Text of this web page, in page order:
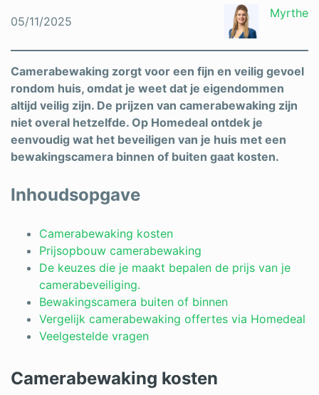
05/11/2025
Myrthe
Camerabewaking zorgt voor een fijn en veilig gevoel
rondom huis, omdat je weet dat je eigendommen
altijd veilig zijn. De prijzen van camerabewaking zijn
niet overal hetzelfde. Op Homedeal ontdek je
eenvoudig wat het beveiligen van je huis met een
bewakingscamera binnen of buiten gaat kosten.
Inhoudsopgave
Camerabewaking kosten
Prijsopbouw camerabewaking
De keuzes die je maakt bepalen de prijs van je
camerabeveiliging.
Bewakingscamera buiten of binnen
Vergelijk camerabewaking offertes via Homedeal
Veelgestelde vragen
Camerabewaking kosten